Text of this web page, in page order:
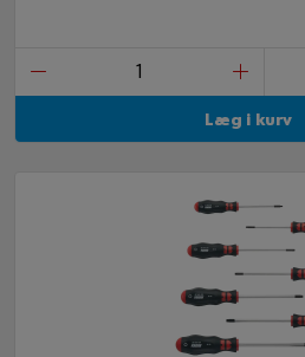
Læg i kurv